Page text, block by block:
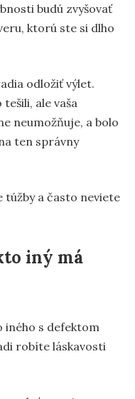
budú zvyšovať
ktorú ste si dlho
odložiť výlet.
ale vaša
neumožňuje, a bolo
ten správny
túžby a často neviete
iný má
iného s defektom
robíte láskavosti